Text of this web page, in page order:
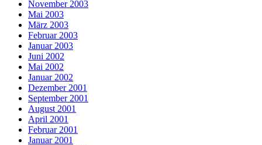
November 2003
Mai 2003
März 2003
Februar 2003
Januar 2003
Juni 2002
Mai 2002
Januar 2002
Dezember 2001
September 2001
August 2001
April 2001
Februar 2001
Januar 2001